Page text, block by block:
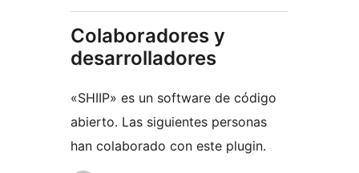
Colaboradores y
desarrolladores
«SHIIP» es un software de código
abierto. Las siguientes personas
han colaborado con este plugin.